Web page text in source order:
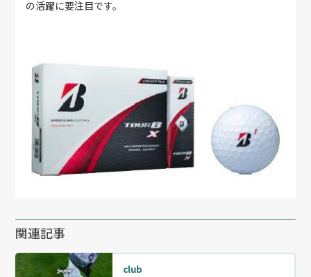
の活躍に要注目です。
関連記事
club